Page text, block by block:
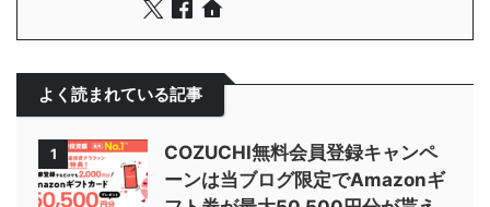
よく読まれている記事
1
COZUCHI無料会員登録キャンペ
ーンは当ブログ限定でAmazonギ